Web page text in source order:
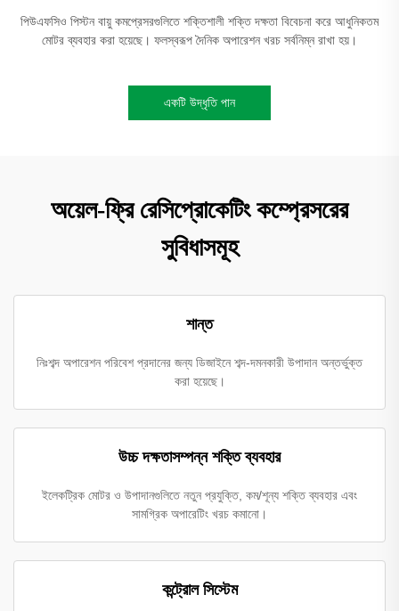
পিউএফসিও পিস্টন বায়ু কমপ্রেসরগুলিতে শক্তিশালী শক্তি দক্ষতা বিবেচনা করে আধুনিকতম
মোটর ব্যবহার করা হয়েছে। ফলস্বরূপ দৈনিক অপারেশন খরচ সর্বনিম্ন রাখা হয়।
একটি উদ্ধৃতি পান
অয়েল-ফ্রি রেসিপ্রোকেটিং কম্প্রেসরের
সুবিধাসমূহ
শান্ত
নিঃশব্দ অপারেশন পরিবেশ প্রদানের জন্য ডিজাইনে শব্দ-দমনকারী উপাদান অন্তর্ভুক্ত
করা হয়েছে।
উচ্চ দক্ষতাসম্পন্ন শক্তি ব্যবহার
ইলেকট্রিক মোটর ও উপাদানগুলিতে নতুন প্রযুক্তি, কম/শূন্য শক্তি ব্যবহার এবং
সামগ্রিক অপারেটিং খরচ কমানো।
কন্ট্রোল সিস্টেম